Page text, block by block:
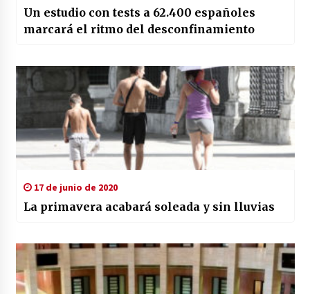
Un estudio con tests a 62.400 españoles
marcará el ritmo del desconfinamiento
17 de junio de 2020
La primavera acabará soleada y sin lluvias